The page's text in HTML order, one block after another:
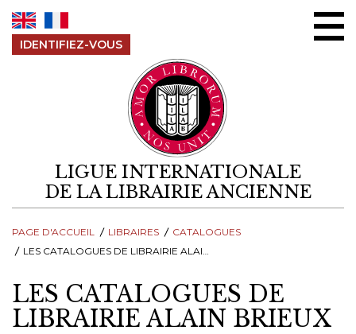
IDENTIFIEZ-VOUS
LIGUE INTERNATIONALE
DE LA LIBRAIRIE ANCIENNE
PAGE D'ACCUEIL LIBRAIRES
CATALOGUES
LES CATALOGUES DE LIBRAIRIE ALAIN BRIEUX
LES CATALOGUES DE
LIBRAIRIE ALAIN BRIEUX